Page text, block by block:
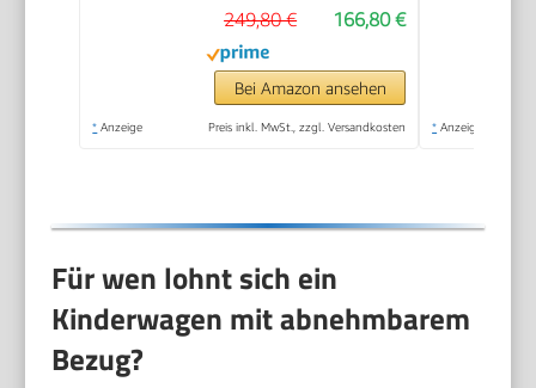
Babyschale Voll-
Gummireifen
Wickeltasche
Regenschutz
166,80 €
249,80 €
Bei Amazon ansehen
* Anzeige Preis inkl. MwSt., zzgl. Versandkosten * Anzeige
Für wen lohnt sich ein
Kinderwagen mit abnehmbarem
Bezug?